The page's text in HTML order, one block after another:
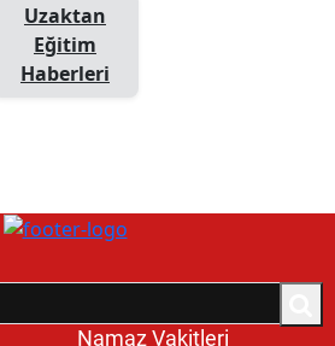
Uzaktan
Eğitim
Haberleri
Namaz Vakitleri